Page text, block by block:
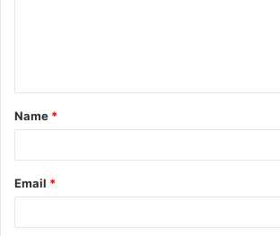
t
*
Name *
Email *